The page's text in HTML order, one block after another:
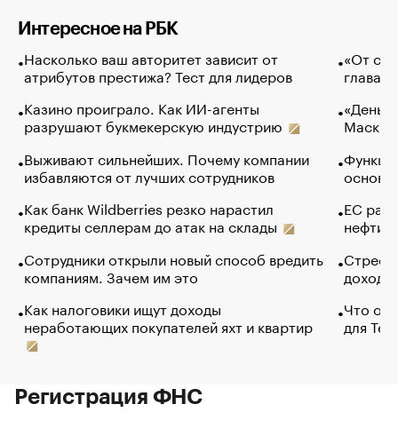
Интересное на РБК
Насколько ваш авторитет зависит от
атрибутов престижа? Тест для лидеров
Казино проиграло. Как ИИ-агенты
разрушают букмекерскую индустрию
Выживают сильнейших. Почему компании
избавляются от лучших сотрудников
Как банк Wildberries резко нарастил
кредиты селлерам до атак на склады
Сотрудники открыли новый способ вредить
компаниям. Зачем им это
Как налоговики ищут доходы
неработающих покупателей яхт и квартир
«От
глава
Маск в
основ
ЕС
нефти
Что
для
Регистрация ФНС